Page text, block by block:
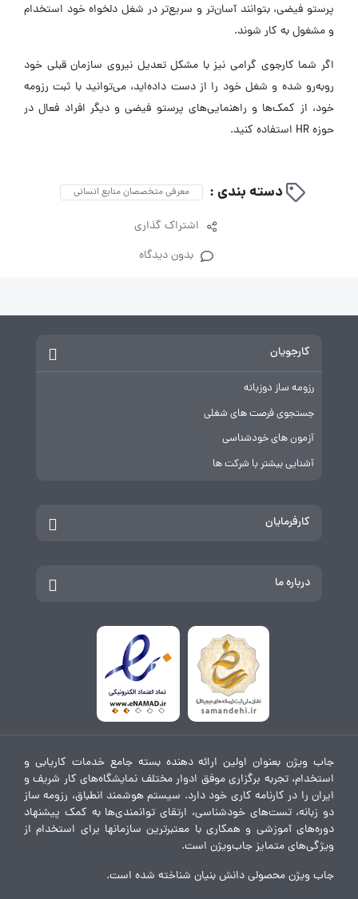
پرستو فیضی، بتوانند آسان‌تر و سریع‌تر در شغل دلخواه خود استخدام
و مشغول به کار شوند.
اگر شما کارجوی گرامی نیز با مشکل تعدیل نیروی سازمان قبلی خود
روبه‌رو شده و شغل خود را از دست داده‌اید، می‌توانید با ثبت رزومه
خود، از کمک‌ها و راهنمایی‌های پرستو فیضی و دیگر افراد فعال در
حوزه HR استفاده کنید.
دسته بندی : معرفی متخصصان منابع انسانی
اشتراک گذاری
بدون دیدگاه
کارجویان
رزومه ساز دوزبانه
جستجوی فرصت های شغلی
آزمون های خودشناسی
آشنایی بیشتر با شرکت ها
کارفرمایان
درباره ما
جاب ویژن بعنوان اولین ارائه دهنده بسته جامع خدمات کاریابی و
استخدام، تجربه برگزاری موفق ادوار مختلف نمایشگاه‌های کار شریف و
ایران را در کارنامه کاری خود دارد. سیستم هوشمند انطباق، رزومه ساز
دو زبانه، تست‌های خودشناسی، ارتقای توانمندی‌ها به کمک پیشنهاد
دوره‌های آموزشی و همکاری با معتبرترین سازمانها برای استخدام از
ویژگی‌های متمایز جاب‌ویژن است.
جاب ویژن محصولی دانش بنیان شناخته شده است.